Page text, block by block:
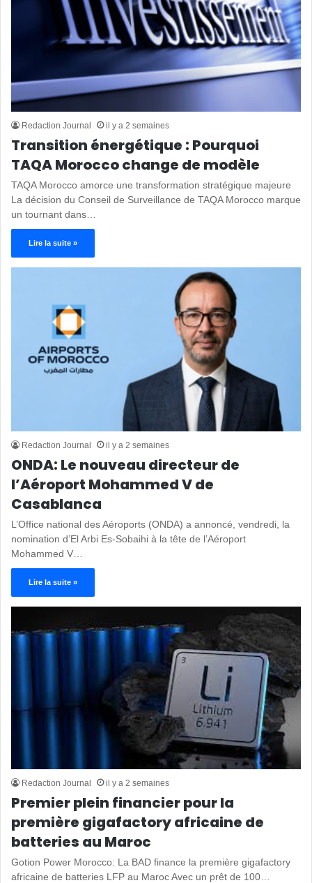
Redaction Journal il y a 2 semaines
Transition énergétique : Pourquoi
TAQA Morocco change de modèle
TAQA Morocco amorce une transformation stratégique majeure
La décision du Conseil de Surveillance de TAQA Morocco marque
un tournant dans…
Lire la suite »
Redaction Journal il y a 2 semaines
ONDA: Le nouveau directeur de
l’Aéroport Mohammed V de
Casablanca
L’Office national des Aéroports (ONDA) a annoncé, vendredi, la
nomination d’El Arbi Es-Sobaihi à la tête de l’Aéroport
Mohammed V…
Lire la suite »
Redaction Journal il y a 2 semaines
Premier plein financier pour la
première gigafactory africaine de
batteries au Maroc
Gotion Power Morocco: La BAD finance la première gigafactory
africaine de batteries LFP au Maroc Avec un prêt de 100…